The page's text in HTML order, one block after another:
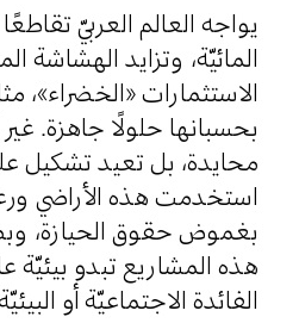
يواجه العالم العربيّ
المائيّة، وتزايد الهشاشة
الاستثمارات «الخضراء»،
بحسبانها حلولًا جاهزة.
محايدة، بل تعيد تشكيل
استخدمت هذه الأراضي
بغموض حقوق الحيازة،
هذه المشاريع تبدو بيئيّة
الفائدة الاجتماعيّة أو